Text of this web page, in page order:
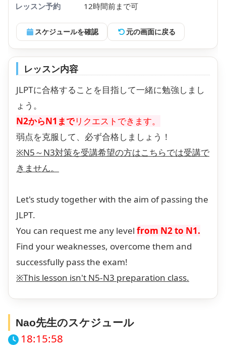
レッスン予約
12時間前まで可
スケジュールを確認 元の画面に戻る
レッスン内容
JLPTに合格することを目指して一緒に勉強しまし
ょう。
N2からN1までリクエストできます。
弱点を克服して、必ず合格しましょう！
※N5～N3対策を受講希望の方はこちらでは受講で
きません。
Let's study together with the aim of passing the
JLPT.
You can request me any level from N2 to N1.
Find your weaknesses, overcome them and
successfully pass the exam!
※This lesson isn't N5-N3 preparation class.
Nao先生のスケジュール
18:15:58